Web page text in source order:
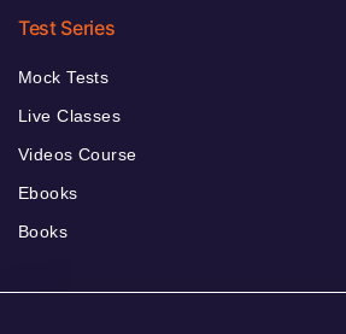
Test Series
Mock Tests
Live Classes
Videos Course
Ebooks
Books